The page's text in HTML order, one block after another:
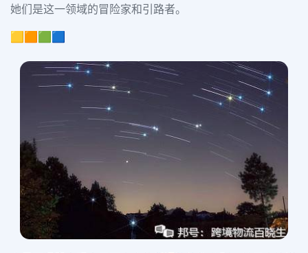
她们是这一领域的冒险家和引路者。
🟨🟧🟩🟦